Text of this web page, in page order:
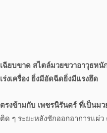
เฉียบขาด สไตล์มวยขวาอาวุธห
เร่งเครื่อง ยิ่งมีอัดฉีดยิ่งมีแรงฮึด
ตรงข้ามกับ เพชรนิรันดร์ ที่เป็นม
ติด ๆ ระยะหลังชักออกอาการแผ่